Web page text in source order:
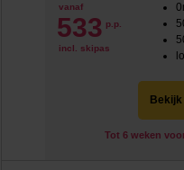
vanaf
533 p.p.
incl. skipas
Tot 6 weken